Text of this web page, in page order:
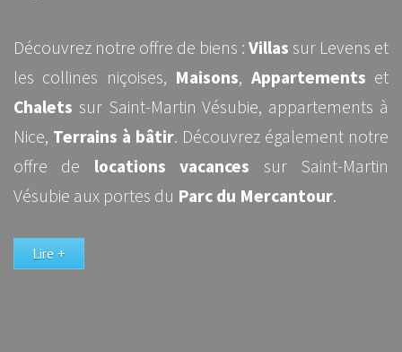
Découvrez notre offre de biens : Villas sur Levens et
les collines niçoises, Maisons, Appartements et
Chalets sur Saint-Martin Vésubie, appartements à
Nice, Terrains à bâtir. Découvrez également notre
offre de locations vacances sur Saint-Martin
Vésubie aux portes du Parc du Mercantour.
Lire +